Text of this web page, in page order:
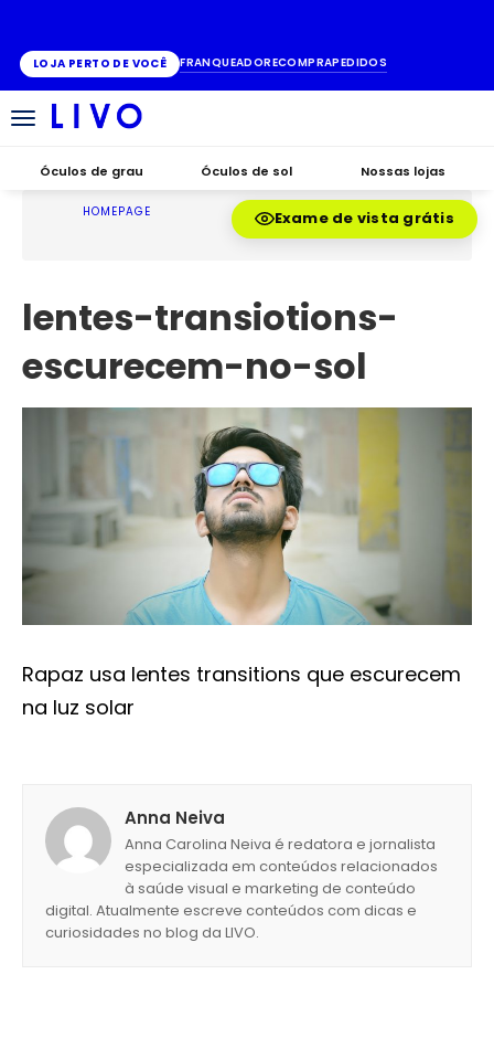
LOJA PERTO DE VOCÊ FRANQUEADORECOMPRAPEDIDOS
Alternar
Óculos de grau Óculos de sol Nossas lojas
Exame de vista grátis
HOMEPAGE
lentes-transiotions-
escurecem-no-sol
Rapaz usa lentes transitions que escurecem
na luz solar
Anna Neiva
Anna Carolina Neiva é redatora e jornalista
especializada em conteúdos relacionados
à saúde visual e marketing de conteúdo
digital. Atualmente escreve conteúdos com dicas e
curiosidades no blog da LIVO.